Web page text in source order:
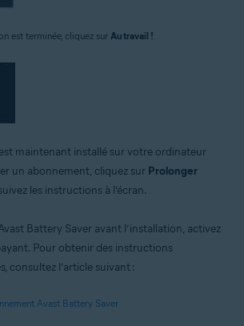
est terminée, cliquez sur Au travail !
maintenant installé sur votre ordinateur
un abonnement, cliquez sur Prolonger
les instructions à l’écran.
Battery Saver avant l’installation, activez
Pour obtenir des instructions
consultez l’article suivant :
Avast Battery Saver